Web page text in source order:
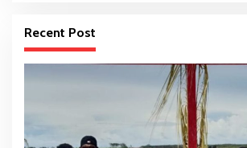
Recent Post